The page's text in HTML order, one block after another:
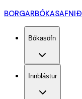
BORGARBÓKASAFNIÐ
Bókasöfn
Innblástur